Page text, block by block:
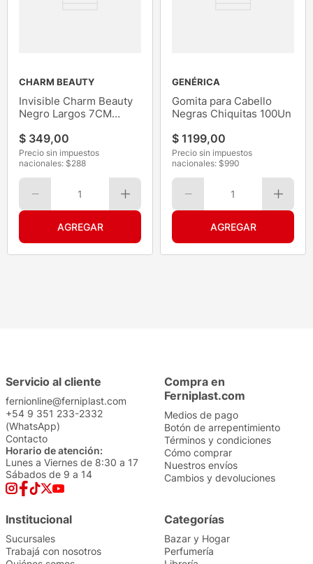
CHARM BEAUTY
Invisible Charm Beauty
Negro Largos 7CM
$ 349,00
Precio sin impuestos
nacionales: $288
1
GENÉRICA
Gomita para Cabello
Negras Chiquitas 100Un
$ 1199,00
Precio sin impuestos
nacionales: $990
1
Servicio al cliente
fernionline@ferniplast.com
+54 9 351 233-2332
(WhatsApp)
Contacto
Horario de atención:
Lunes a Viernes de 8:30 a 17
Sábados de 9 a 14
Compra en
Ferniplast.com
Medios de pago
Botón de arrepentimiento
Términos y condiciones
Cómo comprar
Nuestros envíos
Cambios y devoluciones
Institucional
Sucursales
Trabajá con nosotros
Categorías
Bazar y Hogar
Perfumería